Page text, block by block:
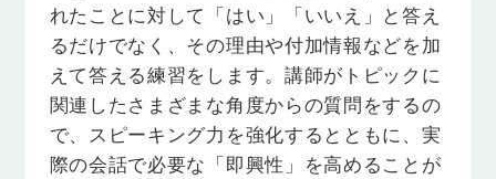
れたことに対して「はい」「いいえ」と答え
るだけでなく、その理由や付加情報などを加
えて答える練習をします。講師がトピックに
関連したさまざまな角度からの質問をするの
で、スピーキング力を強化するとともに、実
際の会話で必要な「即興性」を高めることが